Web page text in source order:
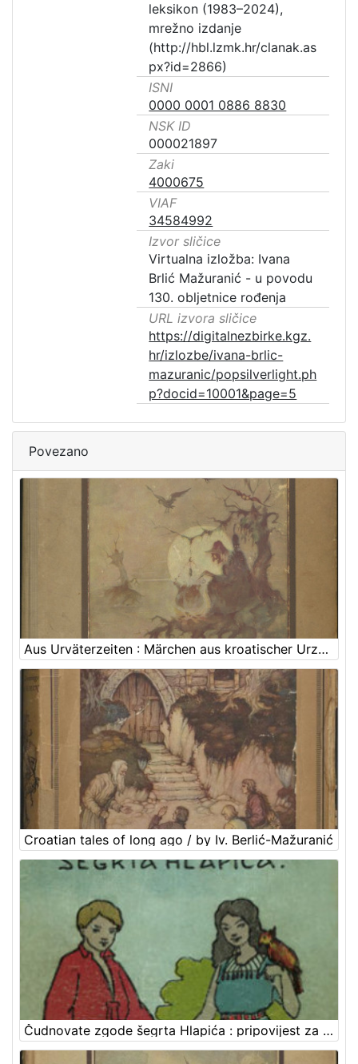
leksikon (1983–2024),
mrežno izdanje
(http://hbl.lzmk.hr/clanak.as
px?id=2866)
ISNI
0000 0001 0886 8830
NSK ID
000021897
Zaki
4000675
VIAF
34584992
Izvor sličice
Virtualna izložba: Ivana
Brlić Mažuranić - u povodu
130. obljetnice rođenja
URL izvora sličice
https://digitalnezbirke.kgz.
hr/izlozbe/ivana-brlic-
mazuranic/popsilverlight.ph
p?docid=10001&page=5
Povezano
Aus Urväterzeiten : Märchen aus kroatischer Urzeit / Ivana Berlitsch
Croatian tales of long ago / by Iv. Berlić-Mažuranić
Čudnovate zgode šegrta Hlapića : pripovijest za djecu / napisala Ivana Brlić-Mažuranić ; sa slikama Naste Šenoa-Rojc